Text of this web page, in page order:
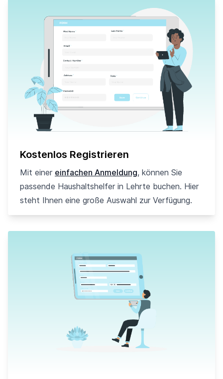
Kostenlos Registrieren
Mit einer einfachen Anmeldung, können Sie
passende Haushaltshelfer in Lehrte buchen. Hier
steht Ihnen eine große Auswahl zur Verfügung.